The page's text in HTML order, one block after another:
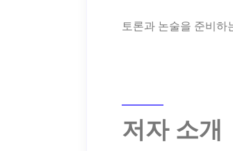
저자 소개